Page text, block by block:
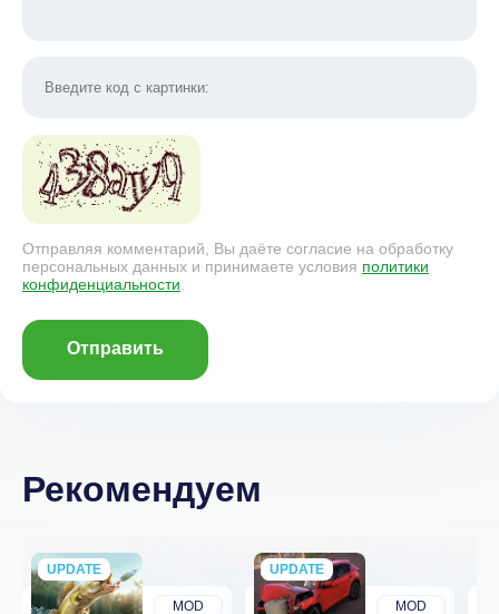
Отправляя комментарий, Вы даёте согласие на обработку
персональных данных и принимаете условия политики
конфиденциальности
Отправить
Рекомендуем
MOD
UPDATE
NEW
MOD
UPDATE
NEW